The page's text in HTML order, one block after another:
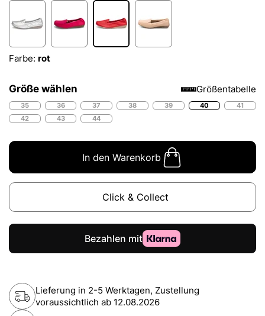
Farbe: rot
Größe wählen Größentabelle
35 36 37 38 39 40
41
42
43 44
In den Warenkorb
Click & Collect
Lieferung in 2-5 Werktagen, Zustellung
voraussichtlich ab 12.08.2026